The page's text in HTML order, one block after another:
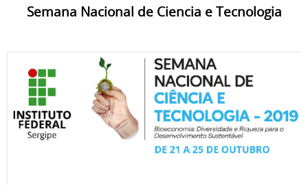
Semana Nacional de Ciencia e Tecnologia